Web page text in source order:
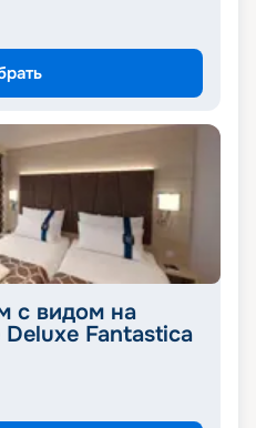
с видом на
Fantastica